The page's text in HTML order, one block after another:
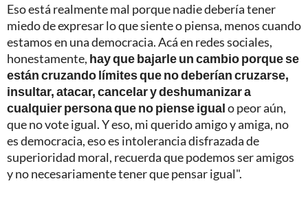
Eso está realmente mal porque nadie debería tener
miedo de expresar lo que siente o piensa, menos cuando
estamos en una democracia. Acá en redes sociales,
honestamente, hay que bajarle un cambio porque se
están cruzando límites que no deberían cruzarse,
insultar, atacar, cancelar y deshumanizar a
cualquier persona que no piense igualo peor aún,
que no vote igual. Y eso, mi querido amigo y amiga, no
es democracia, eso es intolerancia disfrazada de
superioridad moral, recuerda que podemos ser amigos
y no necesariamente tener que pensar igual".